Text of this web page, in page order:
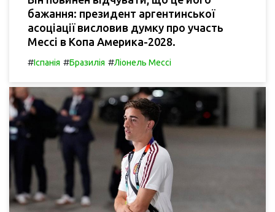
бажання: президент аргентинської
асоціації висловив думку про участь
Мессі в Копа Америка-2028.
#Іспанія #Бразилія #Ліонель Мессі